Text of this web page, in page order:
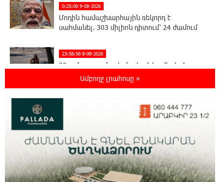
0:25:00 9-08-2026
Մոդին համաշխարհային ռեկորդ է
սահմանել. 303 միլիոն դիտում՝ 24 ժամում
23:58:58 8-08-2026
23-ամյա ուսանողի մշակած հավելվածը
հարավկորեական App Store-ում շրջանցել է
ուկրաինական 360 անօդաչու թռչող սարք
23:20:45 8-08-2026
Օգոստոսի 10-ին, 11-ին, 12-ին, 13-ին, 14-ին,
17-ին, 18-ին և 20-ին հարյուրավոր
Ամբողջ լրահոսը »